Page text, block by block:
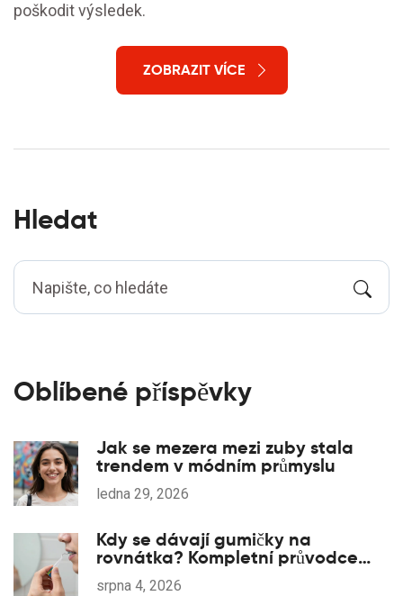
poškodit výsledek.
ZOBRAZIT VÍCE
Hledat
Oblíbené příspěvky
Jak se mezera mezi zuby stala
trendem v módním průmyslu
ledna 29, 2026
Kdy se dávají gumičky na
rovnátka? Kompletní průvodce
pro pacienty
srpna 4, 2026